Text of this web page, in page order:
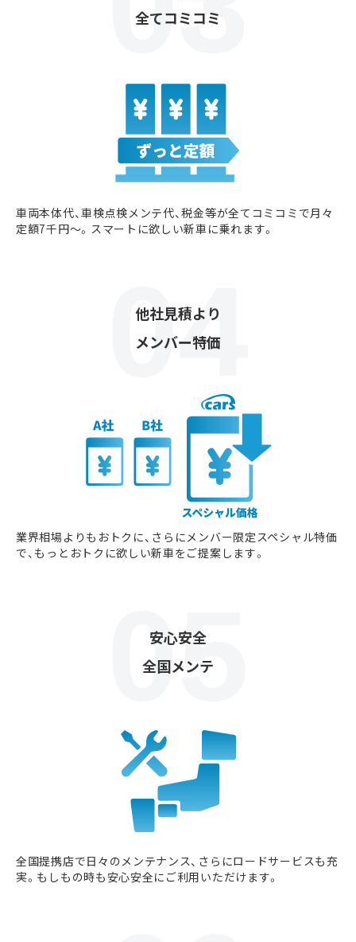
全てコミコミ
車両本体代、車検点検メンテ代、税金等が全てコミコミで月々
定額7千円〜。スマートに欲しい新車に乗れます。
他社見積より
メンバー特価
業界相場よりもおトクに、さらにメンバー限定スペシャル特価
で、もっとおトクに欲しい新車をご提案します。
安心安全
全国メンテ
全国提携店で日々のメンテナンス、さらにロードサービスも充
実。もしもの時も安心安全にご利用いただけます。